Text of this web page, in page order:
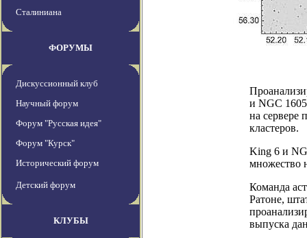
Сталиниана
ФОРУМЫ
Дискуссионный клуб
Научный форум
Форум "Русская идея"
Форум "Курск"
Исторический форум
Детский форум
КЛУБЫ
и NGC
на сервере
кластеров.
King 6 и
множество
Команда
Ратоне,
выпуска